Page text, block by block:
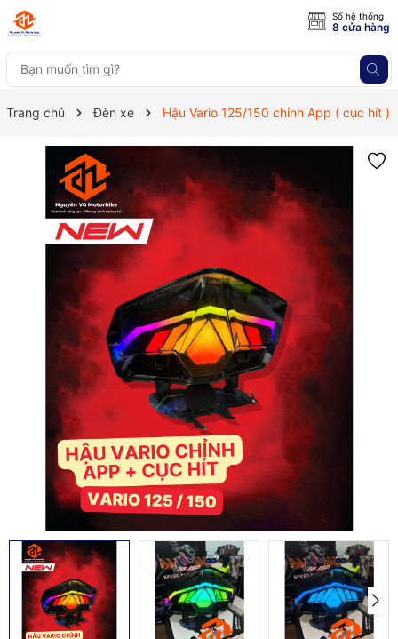
Số hệ thống
8 cửa hàng
Trang chủ Đèn xe Hậu Vario 125/150 chỉnh App ( cục hít )